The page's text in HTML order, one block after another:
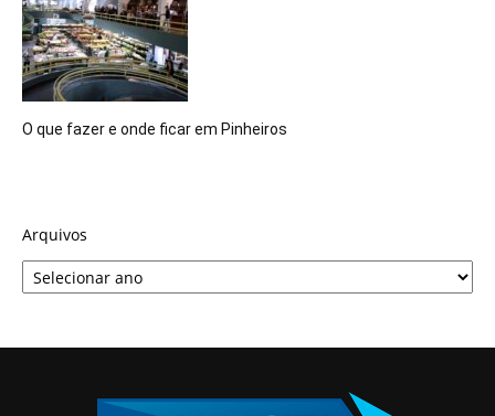
O que fazer e onde ficar em Pinheiros
Arquivos